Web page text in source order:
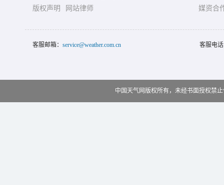
版权声明
网站律师
媒资合
客服邮箱： service@weather.com.cn 客服电
中国天气网版权所有，未经书面授权